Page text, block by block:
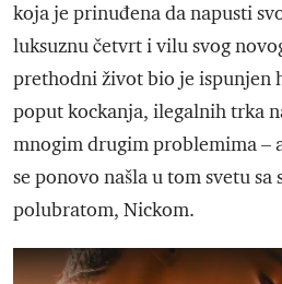
koja je prinuđena da napusti
luksuznu četvrt i vilu svog
prethodni život bio je ispunjen
poput kockanja, ilegalnih trka
mnogim drugim problemima –
se ponovo našla u tom svetu
polubratom, Nickom.